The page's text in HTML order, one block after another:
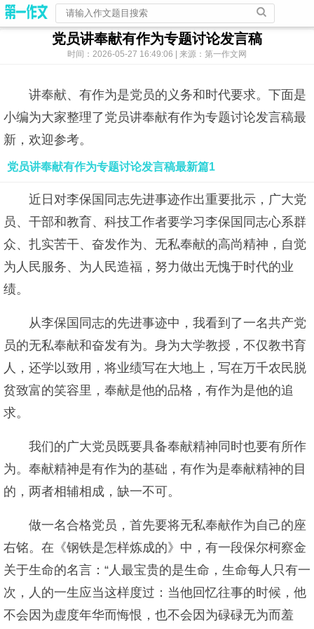
党员讲奉献有作为专题讨论发言稿
时间：2026-05-27 16:49:06 | 来源：第一作文网
讲奉献、有作为是党员的义务和时代要求。下面是
小编为大家整理了党员讲奉献有作为专题讨论发言稿最
新，欢迎参考。
党员讲奉献有作为专题讨论发言稿最新篇1
近日对李保国同志先进事迹作出重要批示，广大党
员、干部和教育、科技工作者要学习李保国同志心系群
众、扎实苦干、奋发作为、无私奉献的高尚精神，自觉
为人民服务、为人民造福，努力做出无愧于时代的业
绩。
从李保国同志的先进事迹中，我看到了一名共产党
员的无私奉献和奋发有为。身为大学教授，不仅教书育
人，还学以致用，将业绩写在大地上，写在万千农民脱
贫致富的笑容里，奉献是他的品格，有作为是他的追
求。
我们的广大党员既要具备奉献精神同时也要有所作
为。奉献精神是有作为的基础，有作为是奉献精神的目
的，两者相辅相成，缺一不可。
做一名合格党员，首先要将无私奉献作为自己的座
右铭。在《钢铁是怎样炼成的》中，有一段保尔柯察金
关于生命的名言：“人最宝贵的是生命，生命每人只有一
次，人的一生应当这样度过：当他回忆往事的时候，他
不会因为虚度年华而悔恨，也不会因为碌碌无为而羞